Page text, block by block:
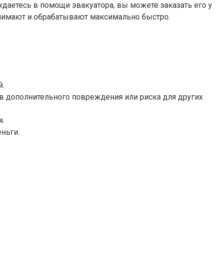
в помощи эвакуатора, вы можете заказать его у
и обрабатывают максимально быстро.
повреждения или риска для других